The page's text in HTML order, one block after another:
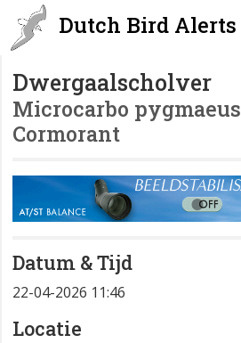
Dutch Bird Alerts
Dwergaalscholver
Microcarbo pygmaeus
Cormorant
Datum & Tijd
22-04-2026 11:46
Locatie